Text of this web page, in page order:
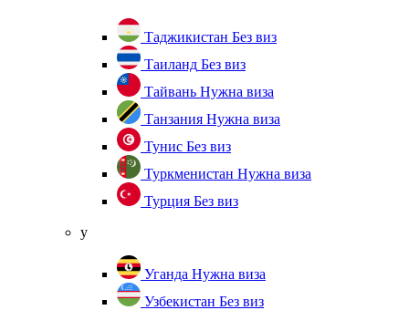
Таджикистан Без виз
Таиланд Без виз
Тайвань Нужна виза
Танзания Нужна виза
Тунис Без виз
Туркменистан Нужна виза
Турция Без виз
у
Уганда Нужна виза
Узбекистан Без виз